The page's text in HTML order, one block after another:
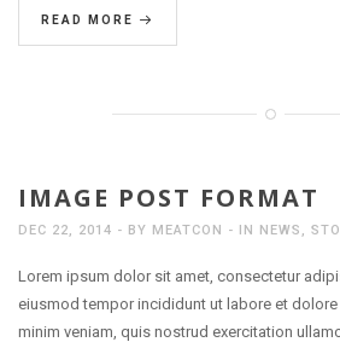
READ MORE
IMAGE POST FORMAT
DEC 22, 2014 BY MEATCON IN NEWS ,
Lorem ipsum dolor sit amet, consectetur
eiusmod tempor incididunt ut labore et dolore
minim veniam, quis nostrud exercitation